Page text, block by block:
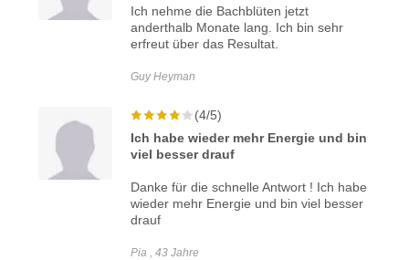
Ich nehme die Bachblüten jetzt
anderthalb Monate lang. Ich bin sehr
erfreut über das Resultat.
Guy Heyman
(4/5)
Ich habe wieder mehr Energie und bin
viel besser drauf
Danke für die schnelle Antwort ! Ich habe
wieder mehr Energie und bin viel besser
drauf
Pia , 43 Jahre